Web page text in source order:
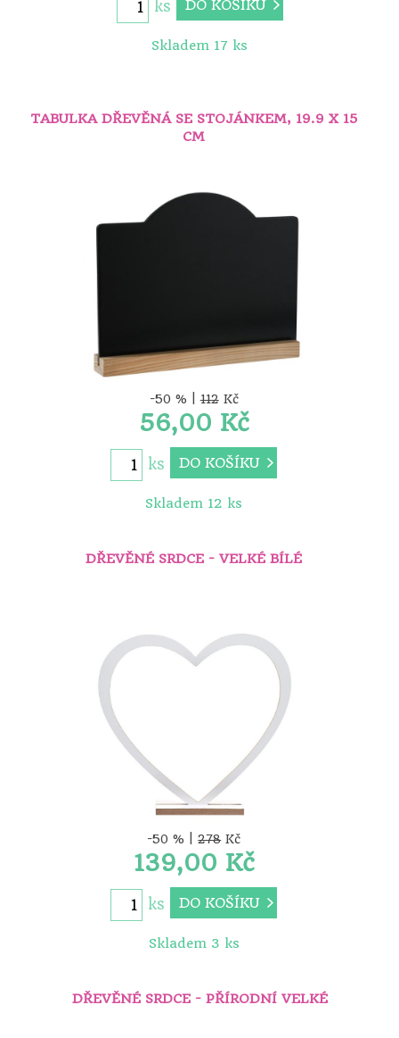
ks DO KOŠÍKU
Skladem 17 ks
TABULKA DŘEVĚNÁ SE STOJÁNKEM, 19.9 X 15
CM
-50 % |112Kč
56,00 Kč
ks DO KOŠÍKU
Skladem 12 ks
DŘEVĚNÉ SRDCE - VELKÉ BÍLÉ
-50 % |278Kč
139,00 Kč
ks DO KOŠÍKU
Skladem 3 ks
DŘEVĚNÉ SRDCE - PŘÍRODNÍ VELKÉ